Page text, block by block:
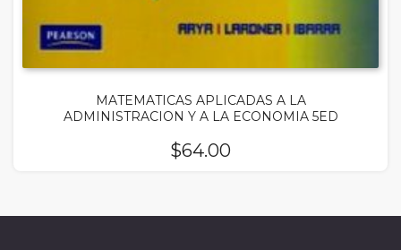
MATEMATICAS APLICADAS A LA
ADMINISTRACION Y A LA ECONOMIA 5ED
$64.00